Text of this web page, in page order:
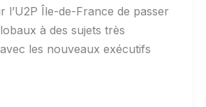
l’U2P Île-de-France de passer
à des sujets très
les nouveaux exécutifs